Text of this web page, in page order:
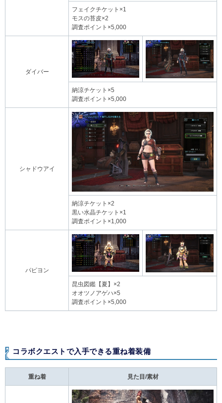
フェイクチケット×1
モスの苔皮×2
調査ポイント×5,000
ダイバー
納涼チケット×5
調査ポイント×5,000
シャドウアイ
納涼チケット×2
黒い水晶チケット×1
調査ポイント×1,000
パピヨン
昆虫図鑑【夏】×2
オオツノアゲハ×5
調査ポイント×5,000
コラボクエストで入手できる重ね着装備
重ね着 見た目/素材